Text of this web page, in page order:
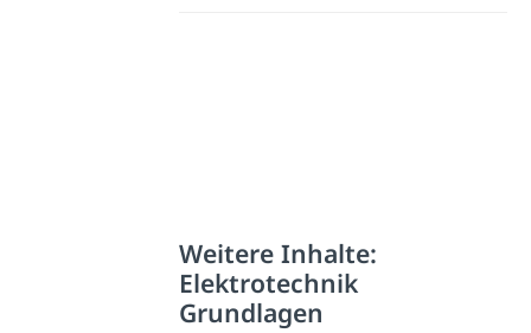
Weitere Inhalte:
Elektrotechnik
Grundlagen